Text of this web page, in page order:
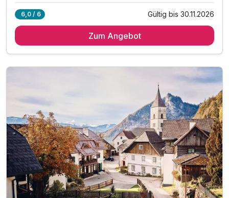
3 x außergewöhnliches Frühstück
6,0 / 6 Gültig bis 30.11.2026
Zum Angebot